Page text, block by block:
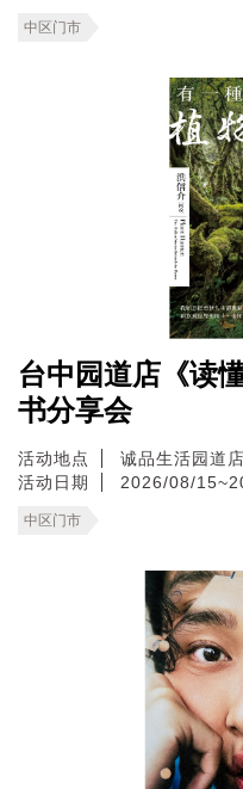
中区门市
台中园道店《读
书分享会
活动地点
诚品生活园道
活动日期
2026/08/
中区门市